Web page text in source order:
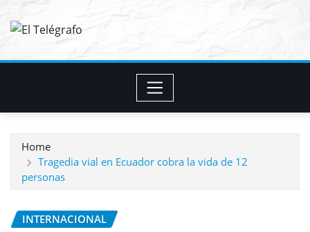
Home
Tragedia vial en Ecuador cobra la vida de 12
personas
INTERNACIONAL